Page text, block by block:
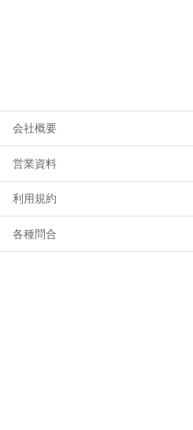
会社概要
営業資料
利用規約
各種問合